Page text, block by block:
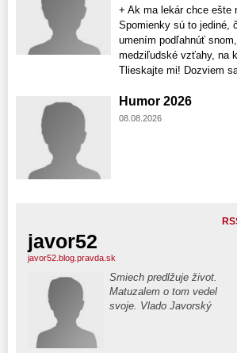
+ Ak ma lekár chce ešte
Spomienky sú to jediné,
umením podľahnúť
medziľudské vzťahy, na
Tlieskajte mi! Dozviem
Humor 2026
08.08.2026
javor52
javor52.blog.pravda.sk
Smiech predlžuje život.
Matuzalem o tom vedel
svoje. Vlado Javorský